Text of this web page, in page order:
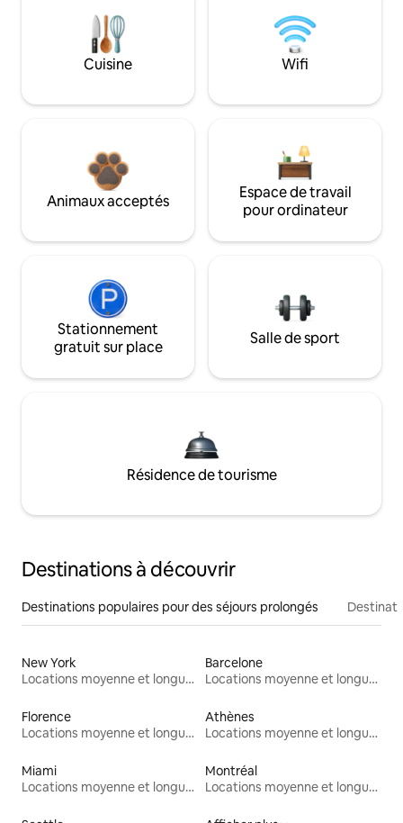
Cuisine Wifi
Animaux acceptés
Espace de travail
pour ordinateur
Stationnement
gratuit sur place
Salle de sport
Résidence de tourisme
Destinations à découvrir
Destinations populaires pour des séjours prolongés
New York
Locations moyenne et longue durée
Barcelone
Locations moyenne et longue durée
Florence
Locations moyenne et longue durée
Athènes
Locations moyenne et longue durée
Miami
Locations moyenne et longue durée
Montréal
Locations moyenne et longue durée